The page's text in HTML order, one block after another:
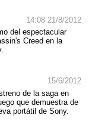
14:08 21/8/2012
del espectacular
Creed en la
15/6/2012
de la saga en
que demuestra de
portátil de Sony.